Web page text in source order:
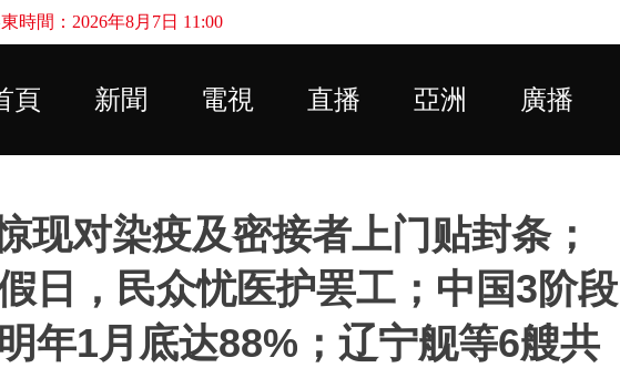
時間：2026年8月7日 11:00
頁 新聞 電視 直播 亞洲 廣播
现对染疫及密接者上门贴封条；
日，民众忧医护罢工；中国3阶段
年1月底达88%；辽宁舰等6艘共